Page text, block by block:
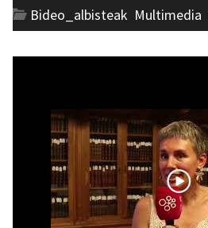
Bideo_albisteak Multimedia